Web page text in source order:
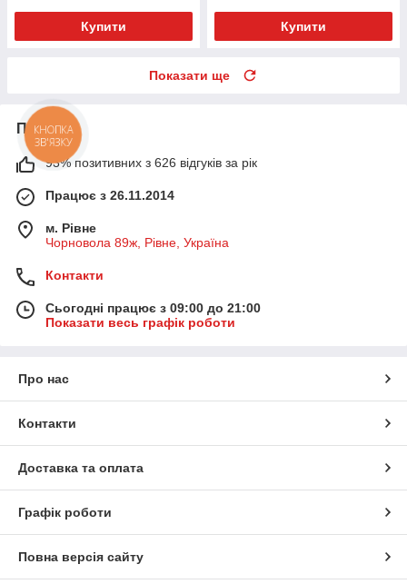
Купити Купити
Показати ще
Про нас
93% позитивних з 626 відгуків за рік
Працює з 26.11.2014
м. Рівне
Чорновола 89ж, Рівне, Україна
Контакти
Сьогодні працює з 09:00 до 21:00
Показати весь графік роботи
Про нас
Контакти
Доставка та оплата
Графік роботи
Повна версія сайту
КНОПКА
ЗВ'ЯЗКУ